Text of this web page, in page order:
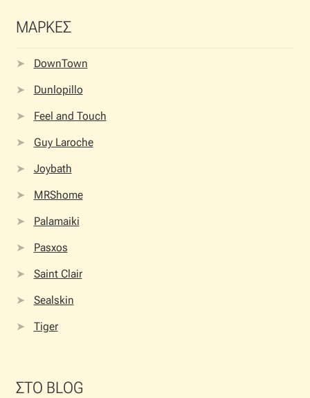
ΜΑΡΚΕΣ
DownTown
Dunlopillo
Feel and Touch
Guy Laroche
Joybath
MRShome
Palamaiki
Pasxos
Saint Clair
Sealskin
Tiger
ΣΤΟ BLOG